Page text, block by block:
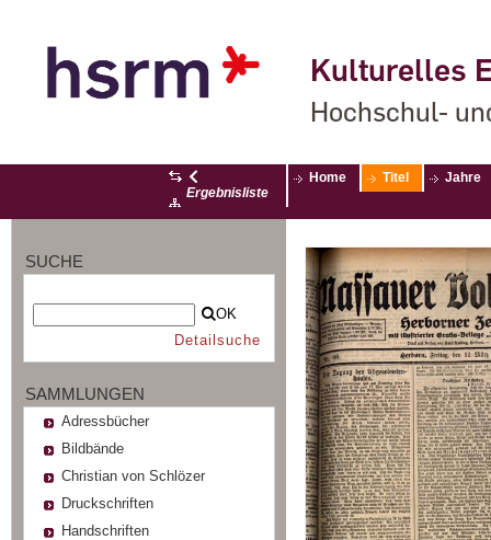
Kulturelles
Hochschul-
Ergebnisliste
Home Titel Jahre
SUCHE
OK
Detailsuche
SAMMLUNGEN
Adressbücher
Bildbände
Christian von Schlözer
Druckschriften
Handschriften